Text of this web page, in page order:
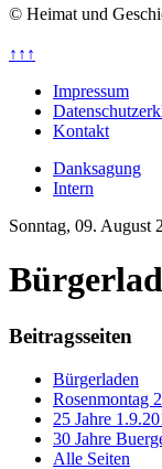
© Heimat und
↑↑↑
Impressum
Kontakt
Danksagung
Intern
Sonntag, 09. August
Beitragsseiten
Bürgerladen
Rosenmontag
25 Jahre
30 Jahre
Alle Seiten